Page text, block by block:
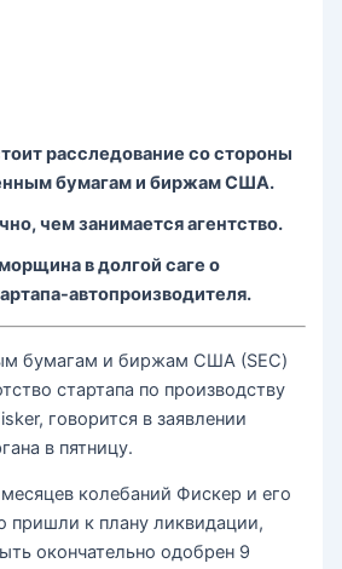
расследование со стороны
бумагам и биржам США.
чем занимается агентство.
в долгой саге о
автопроизводителя.
бумагам и биржам США (SEC)
стартапа по производству
говорится в заявлении
в пятницу.
колебаний Фискер и его
пришли к плану ликвидации,
окончательно одобрен 9